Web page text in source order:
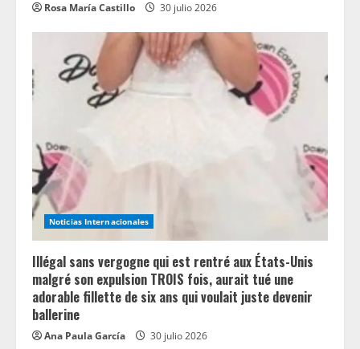
Rosa María Castillo 30 julio 2026
Noticias Internacionales
Illégal sans vergogne qui est rentré aux États-Unis
malgré son expulsion TROIS fois, aurait tué une
adorable fillette de six ans qui voulait juste devenir
ballerine
Ana Paula García 30 julio 2026